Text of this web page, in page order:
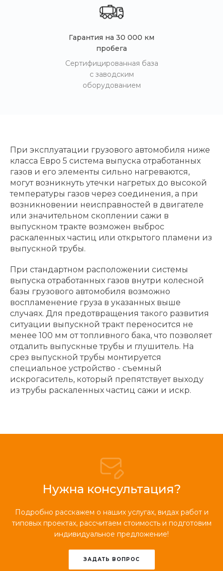
Гарантия на 30 000 км
пробега
Сертифицированная база
с заводским
оборудованием
При эксплуатации грузового автомобиля ниже
класса Евро 5 система выпуска отработанных
газов и его элементы сильно нагреваются,
могут возникнуть утечки нагретых до высокой
температуры газов через соединения, а при
возникновении неисправностей в двигателе
или значительном скоплении сажи в
выпускном тракте возможен выброс
раскаленных частиц или открытого пламени из
выпускной трубы.
При стандартном расположении системы
выпуска отработанных газов внутри колесной
базы грузового автомобиля возможно
воспламенение груза в указанных выше
случаях. Для предотвращения такого развития
ситуации выпускной тракт переносится не
менее 100 мм от топливного бака, что позволяет
отдалить выпускные трубы и глушитель. На
срез выпускной трубы монтируется
специальное устройство - съемный
искрогаситель, который препятствует выходу
из трубы раскаленных частиц сажи и искр.
Нужна консультация?
Подробно расскажем о наших услугах, видах работ и
типовых проектах, рассчитаем стоимость и подготовим
индивидуальное предложение!
ЗАДАТЬ ВОПРОС